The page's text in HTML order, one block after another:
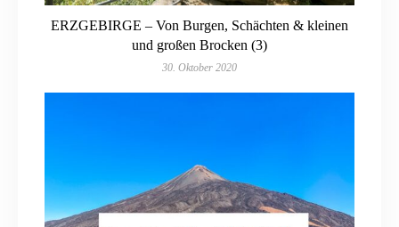
ERZGEBIRGE – Von Burgen, Schächten & kleinen
und großen Brocken (3)
30. Oktober 2020